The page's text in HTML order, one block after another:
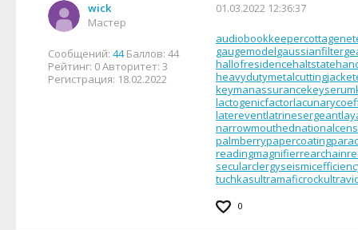
wick
Мастер
Сообщений: 44 Баллов: 44
Рейтинг: 0Авторитет: 3
Регистрация: 18.02.2022
01.03.2022 12:36:37
audiobookkeepercottagenet
gaugemodelgaussianfilter
hallofresidencehaltstate
heavydutymetalcutting
keymanassurancekeyserum
lactogenicfactor
latereventlatrinesergeant
narrowmouthed
palmberrypapercoating
readingmagnifierrearchain
secularclergy
tuchkasultramaficrock
0